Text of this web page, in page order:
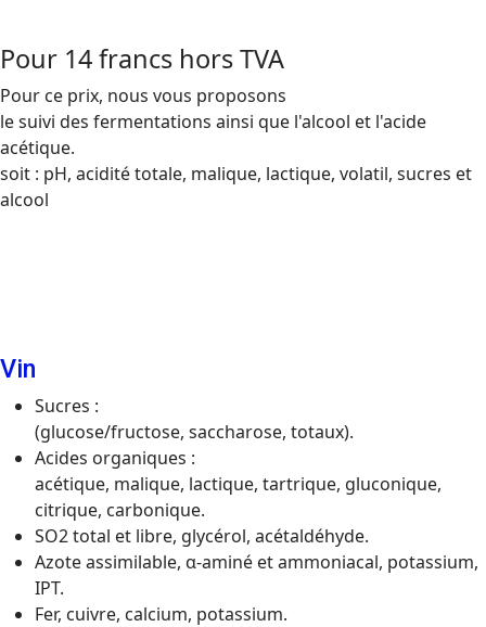
Pour 14 francs hors TVA
Pour ce prix, nous vous proposons
le suivi des fermentations ainsi que l'alcool et l'acide
acétique.
soit : pH, acidité totale, malique, lactique, volatil, sucres et
alcool
Vin
Sucres :
(glucose/fructose, saccharose, totaux).
Acides organiques :
acétique, malique, lactique, tartrique, gluconique,
citrique, carbonique.
SO2 total et libre, glycérol, acétaldéhyde.
Azote assimilable, α-aminé et ammoniacal, potassium,
IPT.
Fer, cuivre, calcium, potassium.